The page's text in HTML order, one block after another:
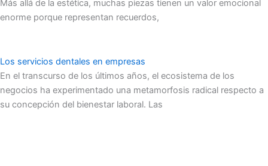
Más allá de la estética, muchas piezas tienen un valor emocional
enorme porque representan recuerdos,
Los servicios dentales en empresas
En el transcurso de los últimos años, el ecosistema de los
negocios ha experimentado una metamorfosis radical respecto a
su concepción del bienestar laboral. Las